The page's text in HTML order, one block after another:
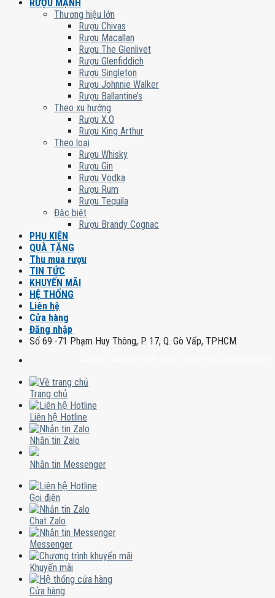
RƯỢU MẠNH
Thương hiệu lớn
Rượu Chivas
Rượu Macallan
Rượu The Glenlivet
Rượu Glenfiddich
Rượu Singleton
Rượu Johnnie Walker
Rượu Ballantine’s
Theo xu hướng
Rượu X.O
Rượu King Arthur
Theo loại
Rượu Whisky
Rượu Gin
Rượu Vodka
Rượu Rum
Rượu Tequila
Đặc biệt
Rượu Brandy Cognac
PHỤ KIỆN
QUÀ TẶNG
Thu mua rượu
TIN TỨC
KHUYẾN MÃI
HỆ THỐNG
Liên hệ
Cửa hàng
Đăng nhập
Số 69 -71 Phạm Huy Thông, P. 17, Q. Gò Vấp, TPHCM
Trang chủ
Liên hệ Hotline
Nhắn tin Zalo
Nhắn tin Messenger
Gọi điện
Chat Zalo
Messenger
Khuyến mãi
Cửa hàng